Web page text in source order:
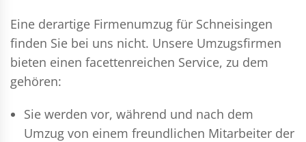
Eine derartige Firmenumzug für Schneisingen
finden Sie bei uns nicht. Unsere Umzugsfirmen
bieten einen facettenreichen Service, zu dem
gehören:
Sie werden vor, während und nach dem
Umzug von einem freundlichen Mitarbeiter der